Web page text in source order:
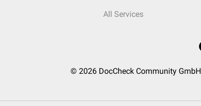
All Services
© 2026 DocCheck Community GmbH